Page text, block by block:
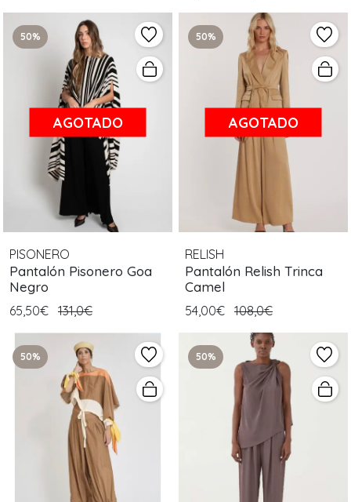
50%
AGOTADO
PISONERO
Pantalón Pisonero Goa
Negro
65,50€ 131,0€
50%
AGOTADO
RELISH
Pantalón Relish Trinca
Camel
54,00€ 108,0€
50% 50%